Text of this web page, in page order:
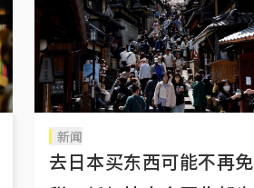
新闻
去日本买东西可能不再免